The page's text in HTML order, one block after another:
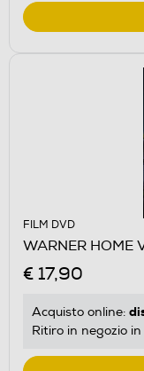
FILM DVD
WARNER HOME
€ 17,90
Acquisto online:
Ritiro in negozio